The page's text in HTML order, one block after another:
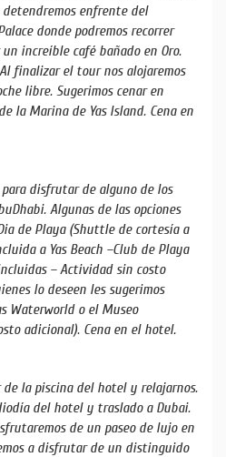
detendremos enfrente del
donde podremos recorrer
increíble café bañado en Oro.
finalizar el tour nos alojaremos
libre. Sugerimos cenar en
la Marina de Yas Island. Cena en
disfrutar de alguno de los
Algunas de las opciones
de Playa (Shuttle de cortesía a
a Yas Beach –Club de Playa
– Actividad sin costo
lo deseen les sugerimos
Waterworld o el Museo
adicional). Cena en el hotel.
la piscina del hotel y relajarnos.
del hotel y traslado a Dubai.
de un paseo de lujo en
a disfrutar de un distinguido